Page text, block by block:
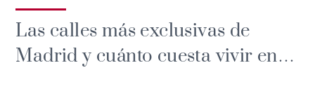
Las calles más exclusivas de
Madrid y cuánto cuesta vivir en